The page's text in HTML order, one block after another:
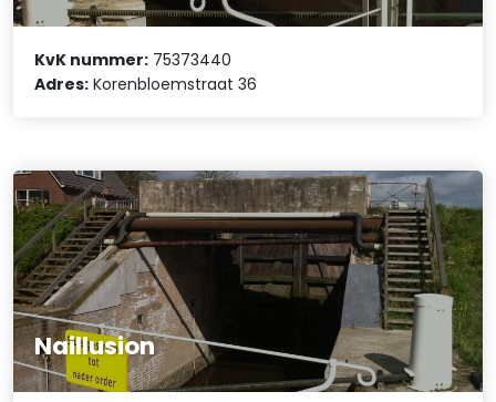
KvK nummer: 75373440
Adres: Korenbloemstraat 36
Naillusion